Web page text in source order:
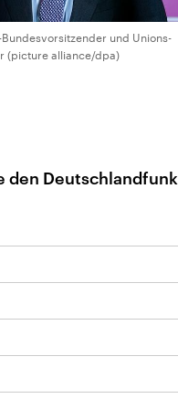
und Unions-
(picture alliance/dpa)
den Deutschlandfunk
auf dlf.de
App